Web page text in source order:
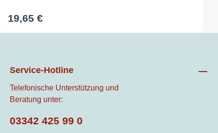
8,44x Sechskantmutter M8
19,65 €
Service-Hotline
Telefonische Unterstützung und
Beratung unter:
03342 425 99 0